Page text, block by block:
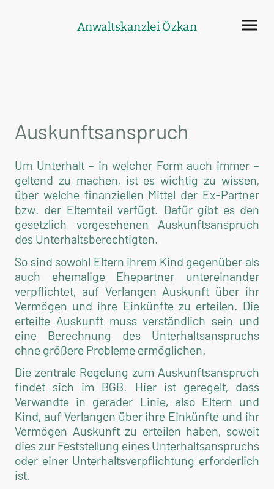
Anwaltskanzlei Özkan
Auskunftsanspruch
Um Unterhalt – in welcher Form auch immer –
geltend zu machen, ist es wichtig zu wissen,
über welche finanziellen Mittel der Ex-Partner
bzw. der Elternteil verfügt. Dafür gibt es den
gesetzlich vorgesehenen Auskunftsanspruch
des Unterhaltsberechtigten.
So sind sowohl Eltern ihrem Kind gegenüber als
auch ehemalige Ehepartner untereinander
verpflichtet, auf Verlangen Auskunft über ihr
Vermögen und ihre Einkünfte zu erteilen. Die
erteilte Auskunft muss verständlich sein und
eine Berechnung des Unterhaltsanspruchs
ohne größere Probleme ermöglichen.
Die zentrale Regelung zum Auskunftsanspruch
findet sich im BGB. Hier ist geregelt, dass
Verwandte in gerader Linie, also Eltern und
Kind, auf Verlangen über ihre Einkünfte und ihr
Vermögen Auskunft zu erteilen haben, soweit
dies zur Feststellung eines Unterhaltsanspruchs
oder einer Unterhaltsverpflichtung erforderlich
ist.